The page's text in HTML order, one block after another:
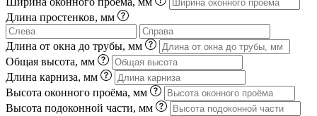
Длина простенков, мм
Длина от окна до трубы, мм
Общая высота, мм
Длина карниза, мм
Высота оконного проёма, мм
Высота подоконной части, мм